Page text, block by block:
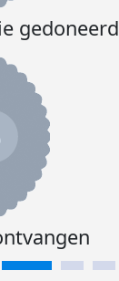
gedoneerd